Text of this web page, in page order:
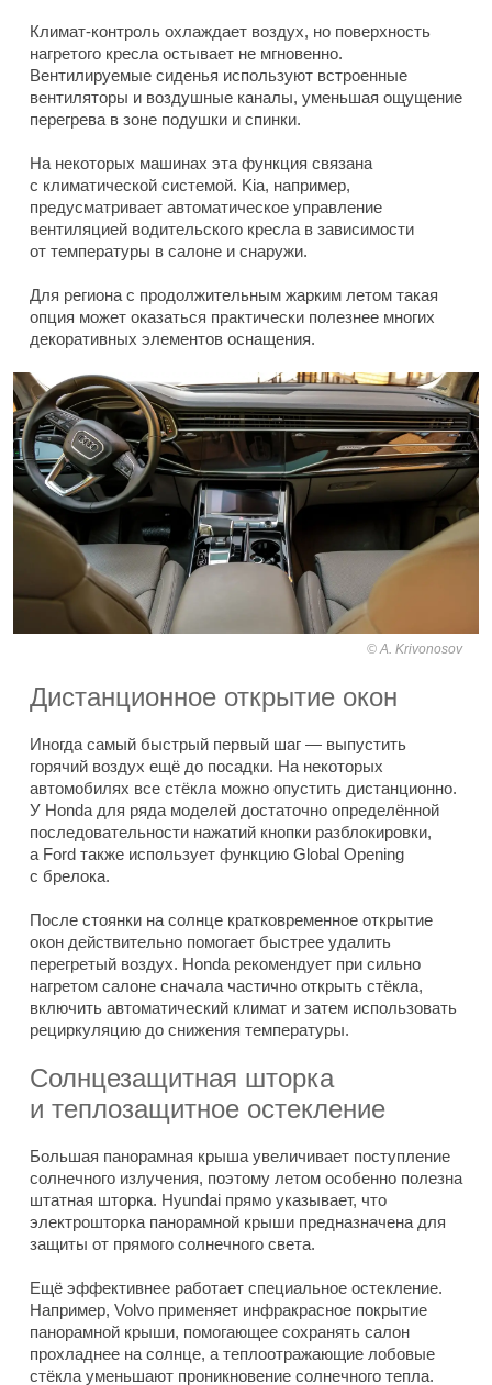
Климат-контроль охлаждает воздух, но поверхность
нагретого кресла остывает не мгновенно.
Вентилируемые сиденья используют встроенные
вентиляторы и воздушные каналы, уменьшая ощущение
перегрева в зоне подушки и спинки.
На некоторых машинах эта функция связана
с климатической системой. Kia, например,
предусматривает автоматическое управление
вентиляцией водительского кресла в зависимости
от температуры в салоне и снаружи.
Для региона с продолжительным жарким летом такая
опция может оказаться практически полезнее многих
декоративных элементов оснащения.
A. Krivonosov
Дистанционное открытие окон
Иногда самый быстрый первый шаг — выпустить
горячий воздух ещё до посадки. На некоторых
автомобилях все стёкла можно опустить дистанционно.
У Honda для ряда моделей достаточно определённой
последовательности нажатий кнопки разблокировки,
а Ford также использует функцию Global Opening
с брелока.
После стоянки на солнце кратковременное открытие
окон действительно помогает быстрее удалить
перегретый воздух. Honda рекомендует при сильно
нагретом салоне сначала частично открыть стёкла,
включить автоматический климат и затем использовать
рециркуляцию до снижения температуры.
Солнцезащитная шторка
и теплозащитное остекление
Большая панорамная крыша увеличивает поступление
солнечного излучения, поэтому летом особенно полезна
штатная шторка. Hyundai прямо указывает, что
электрошторка панорамной крыши предназначена для
защиты от прямого солнечного света.
Ещё эффективнее работает специальное остекление.
Например, Volvo применяет инфракрасное покрытие
панорамной крыши, помогающее сохранять салон
прохладнее на солнце, а теплоотражающие лобовые
стёкла уменьшают проникновение солнечного тепла.